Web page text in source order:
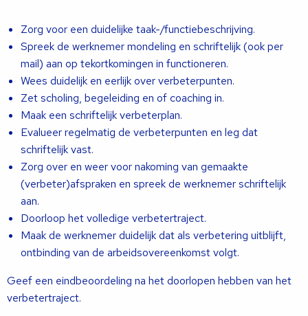
Zorg voor een duidelijke taak-/functiebeschrijving.
Spreek de werknemer mondeling en schriftelijk (ook per
mail) aan op tekortkomingen in functioneren.
Wees duidelijk en eerlijk over verbeterpunten.
Zet scholing, begeleiding en of coaching in.
Maak een schriftelijk verbeterplan.
Evalueer regelmatig de verbeterpunten en leg dat
schriftelijk vast.
Zorg over en weer voor nakoming van gemaakte
(verbeter)afspraken en spreek de werknemer schriftelijk
aan.
Doorloop het volledige verbetertraject.
Maak de werknemer duidelijk dat als verbetering uitblijft,
ontbinding van de arbeidsovereenkomst volgt.
Geef een eindbeoordeling na het doorlopen hebben van het
verbetertraject.